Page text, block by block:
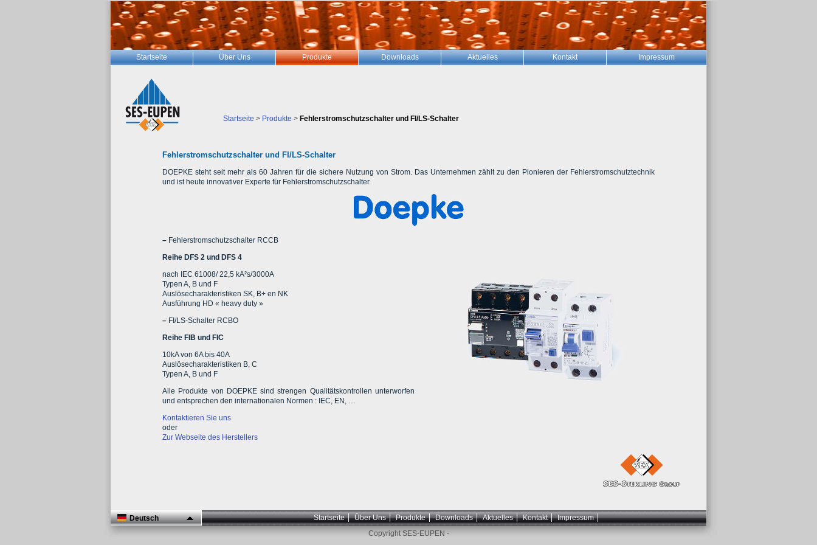
Startseite Über Uns Produkte Downloads Aktuelles Kontakt Impressum
Startseite > Produkte > Fehlerstromschutzschalter und FI/LS-Schalter
Fehlerstromschutzschalter und FI/LS-Schalter
DOEPKE steht seit mehr als 60 Jahren für die sichere Nutzung von Strom. Das Unternehmen zählt zu den Pionieren der Fehlerstromschutztechnik
und ist heute innovativer Experte für Fehlerstromschutzschalter.
– Fehlerstromschutzschalter RCCB
Reihe DFS 2 und DFS 4
nach IEC 61008/ 22,5 kA²s/3000A
Typen A, B und F
Auslösecharakteristiken SK, B+ en NK
Ausführung HD « heavy duty »
– FI/LS-Schalter RCBO
Reihe FIB und FIC
10kA von 6A bis 40A
Auslösecharakteristiken B, C
Typen A, B und F
Alle Produkte von DOEPKE sind strengen Qualitätskontrollen unterworfen
und entsprechen den internationalen Normen : IEC, EN, …
Kontaktieren Sie uns
oder
Zur Webseite des Herstellers
Deutsch Startseite Über Uns Produkte Downloads Aktuelles Kontakt
Impressum
Copyright SES-EUPEN -